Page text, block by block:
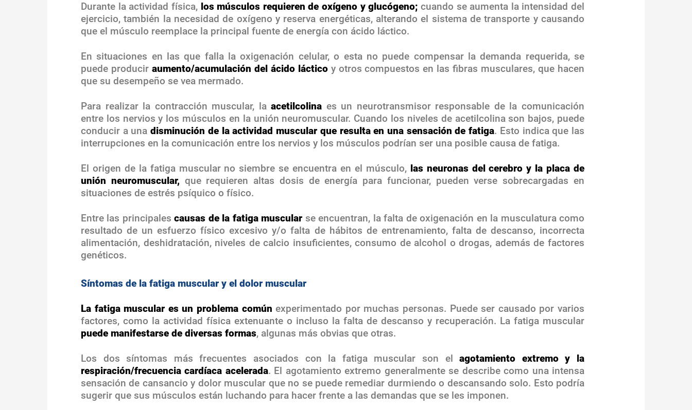
Durante la actividad física, los músculos requieren de oxígeno y glucógeno; cuando se aumenta la intensidad del
ejercicio, también la necesidad de oxígeno y reserva energéticas, alterando el sistema de transporte y causando
que el músculo reemplace la principal fuente de energía con ácido láctico.
En situaciones en las que falla la oxigenación celular, o esta no puede compensar la demanda requerida, se
puede producir aumento/acumulación del ácido láctico y otros compuestos en las fibras musculares, que hacen
que su desempeño se vea mermado.
Para realizar la contracción muscular, laacetilcolina es un neurotransmisor responsable de la comunicación
entre los nervios y los músculos en la unión neuromuscular. Cuando los niveles de acetilcolina son bajos, puede
conducir a unadisminución de la actividad muscular que resulta en una sensación de fatiga. Esto indica que las
interrupciones en la comunicación entre los nervios y los músculos podrían ser una posible causa de fatiga.
El origen de la fatiga muscular no siembre se encuentra en el músculo, las neuronas del cerebro y la placa de
unión neuromuscular, que requieren altas dosis de energía para funcionar, pueden verse sobrecargadas en
situaciones de estrés psíquico o físico.
Entre las principales causas de la fatiga muscular se encuentran, la falta de oxigenación en la musculatura como
resultado de un esfuerzo físico excesivo y/o falta de hábitos de entrenamiento, falta de descanso, incorrecta
alimentación, deshidratación, niveles de calcio insuficientes, consumo de alcohol o drogas, además de factores
genéticos.
Síntomas de la fatiga muscular y el dolor muscular
La fatiga muscular es un problema comúnexperimentado por muchas personas. Puede ser causado por varios
factores, como la actividad física extenuante o incluso la falta de descanso y recuperación. La fatiga muscular
puede manifestarse de diversas formas, algunas más obvias que otras.
Los dos síntomas más frecuentes asociados con la fatiga muscular son elagotamiento extremo y la
respiración/frecuencia cardíaca acelerada. El agotamiento extremo generalmente se describe como una intensa
sensación de cansancio y dolor muscular que no se puede remediar durmiendo o descansando solo. Esto podría
sugerir que sus músculos están luchando para hacer frente a las demandas que se les imponen.